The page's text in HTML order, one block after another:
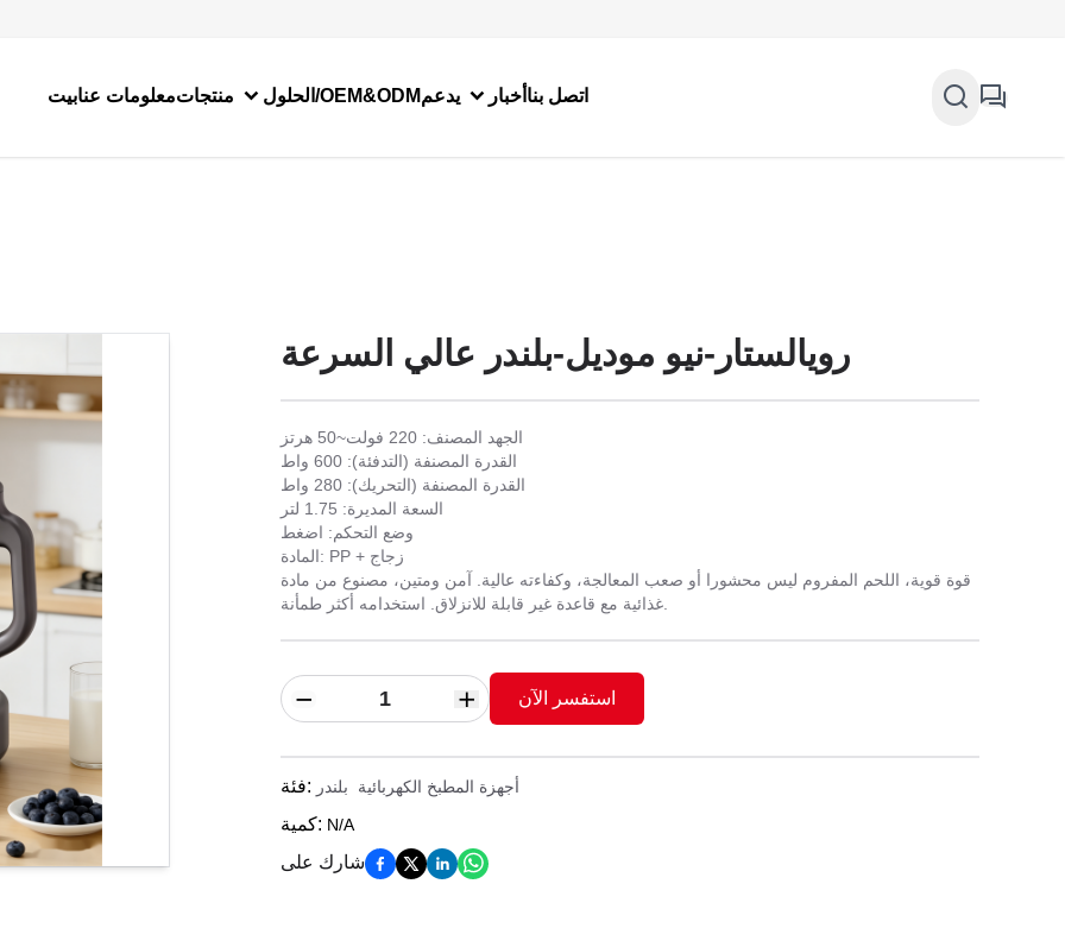
بيتمعلومات عنامنتجات الحلول/OEM&ODMيدعم أخبار اتصل بنا
رويالستار-نيو موديل-بلندر عالي السرعة
الجهد المصنف: 220 فولت~50 هرتز
القدرة المصنفة (التدفئة): 600 واط
القدرة المصنفة (التحريك): 280 واط
السعة المديرة: 1.75 لتر
وضع التحكم: اضغط
المادة: PP + زجاج
قوة قوية، اللحم المفروم ليس محشورا أو صعب المعالجة، وكفاءته عالية. آمن ومتين، مصنوع من مادة
استفسر الآن
فئة: بلندر أجهزة المطبخ الكهربائية
كمية: N/A
شارك على